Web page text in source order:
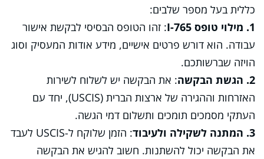
כללית בעל מספר שלבים:
1. מילוי טופס I-765
: זהו הטופס הבסיסי לבקשת אישור
עבודה. הוא דורש פרטים אישיים, מידע אודות המעסיק וסוג
הויזה שברשותכם.
2. הגשת הבקשה
: את הבקשה יש לשלוח לשירות
האזרחות וההגירה של ארצות הברית (USCIS), יחד עם
העתקי מסמכים תומכים ותשלום דמי הגשה.
3. המתנה לשקילה ולעיבוד
: הזמן שלוקח ל-USCIS לעבד
את הבקשה יכול להשתנות. חשוב להגיש את הבקשה